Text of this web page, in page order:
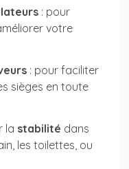
: pour
votre
: pour faciliter
sièges en toute
la stabilité dans
les toilettes, ou